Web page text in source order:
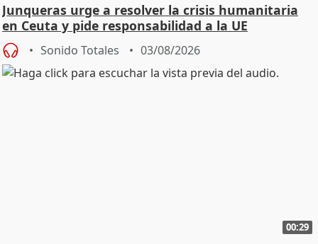
Junqueras urge a resolver la crisis humanitaria
en Ceuta y pide responsabilidad a la UE
Sonido Totales 03/08/2026
00:29